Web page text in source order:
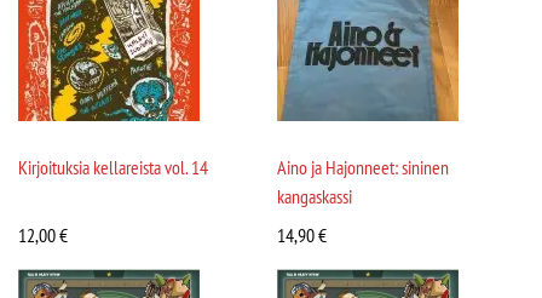
Kirjoituksia kellareista vol. 14
12,00€
Aino ja Hajonneet: sininen
kangaskassi
14,90€